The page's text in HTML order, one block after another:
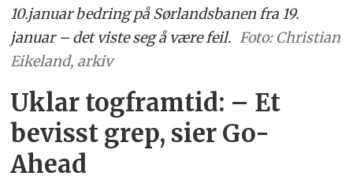
10.januar bedring på Sørlandsbanen fra 19.
januar – det viste seg å være feil. Foto: Christian
Eikeland, arkiv
Uklar togframtid: – Et
bevisst grep, sier Go-
Ahead